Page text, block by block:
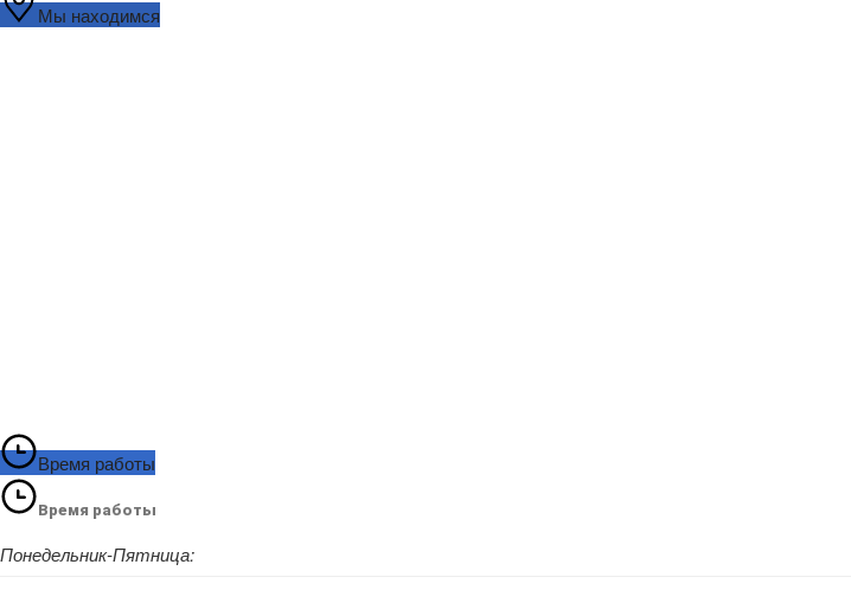
Мы находимся
Время работы
Время работы
Понедельник-Пятница: